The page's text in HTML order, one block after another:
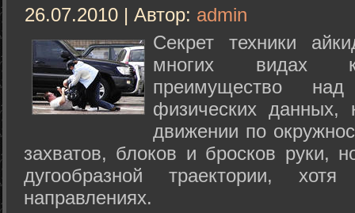
26.07.2010 | Автор: admin
Секрет техники
многих видах
преимущество
физических данных,
движении по
захватов, блоков и бросков руки,
дугообразной траектории,
направлениях.